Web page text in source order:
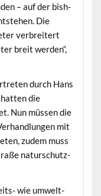
– auf der bish­
Die
ver­bre­it­ert
bre­it wer­den“,
durch Hans
die
Nun müssen die
mit
zudem muss
naturschutz­
wie umwelt­